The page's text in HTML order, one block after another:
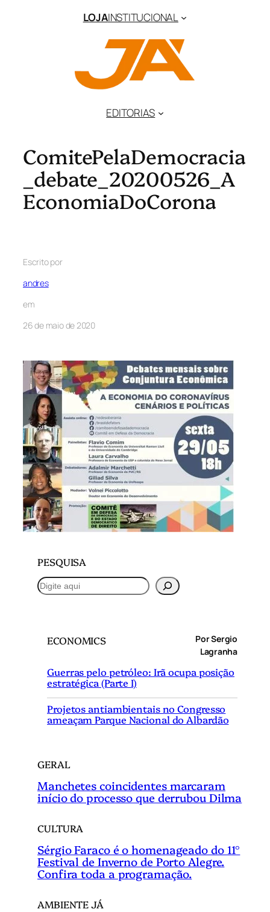
LOJAINSTITUCIONAL
EDITORIAS
ComitePelaDemocracia
_debate_20200526_A
EconomiaDoCorona
Escrito por
andres
em
26 de maio de 2020
PESQUISA
P
e
ECONOMICS
Por Sergio
Lagranha
Guerras pelo petróleo: Irã ocupa posição
estratégica (Parte I)
Projetos antiambientais no Congresso
ameaçam Parque Nacional do Albardão
GERAL
Manchetes coincidentes marcaram
início do processo que derrubou Dilma
CULTURA
Sérgio Faraco é o homenageado do 11°
Festival de Inverno de Porto Alegre.
Confira toda a programação.
AMBIENTE JÁ